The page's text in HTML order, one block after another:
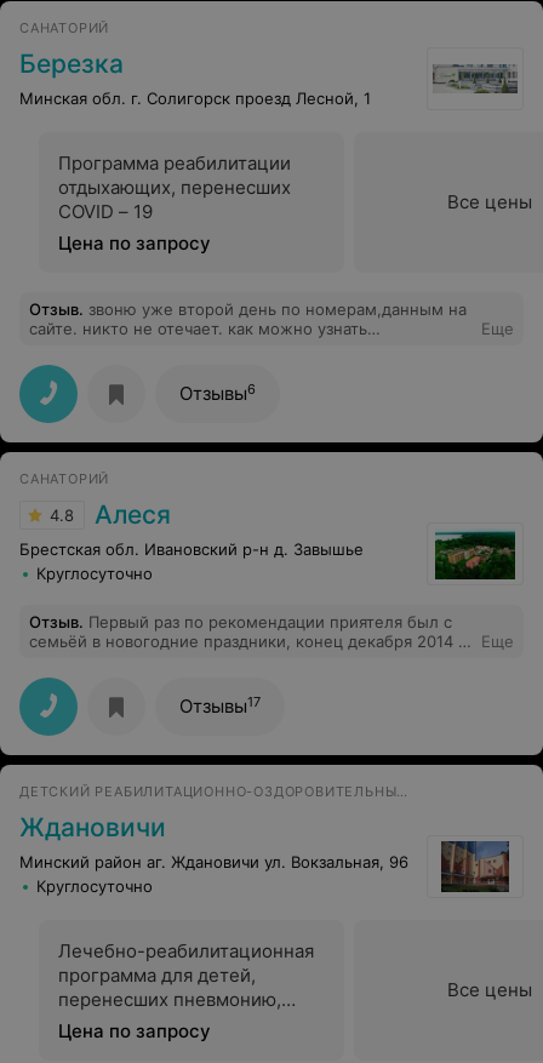
чувствую себя мужчиной! Так что даю совет: если есть
проблема, не затягивайте, смело идите к врачу.
Прадхан Сиддхартх,большое Вам человеческое
спасибо!
САНАТОРИЙ
Березка
Минская обл. г. Солигорск проезд Лесной, 1
Программа реабилитации
отдыхающих, перенесших
COVID – 19
Цена по запросу
Все цены
Отзыв. звоню уже второй день по номерам,данным на
сайте. никто не отечает. как можно узнать
Еще
Отзывы6
САНАТОРИЙ
4.8 Алеся
Брестская обл. Ивановский р-н д. Завышье
Круглосуточно
Отзыв. Первый раз по рекомендации приятеля был с
семьёй в новогодние праздники, конец декабря 2014 г.
очень понравилось. Хорошая большая территория,
отзывчивый персонал, хорошее питание. А какие
красивые места! В результате едем в Алесю в июне
2015г. Правда из СПб на машине далековато, но думаю
летом будет полегче. Очень рекомендую.
Еще
Отзывы17
ДЕТСКИЙ РЕАБИЛИТАЦИОННО-ОЗДОРОВИТЕЛЬНЫЙ ЦЕНТР
Ждановичи
Минский район аг. Ждановичи ул. Вокзальная, 96
Круглосуточно
Лечебно-реабилитационная
программа для детей,
перенесших пневмонию,
ассоциированную с
инфекцией COVID-19
Цена по запросу
Все цены